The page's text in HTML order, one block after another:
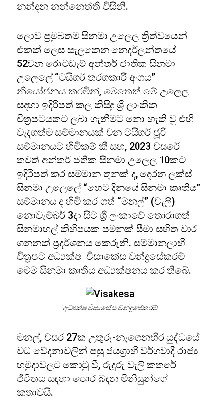
නන්දන නන්නෙත්ති විසිනි.
ලොව ප්‍රමුඛතම සිනමා උලෙල ත්‍රිත්වයෙන්
එකක් ලෙස සැලකෙන නෙදර්ලන්තයේ
52වන රොටඩෑම් අන්තර් ජාතික සිනමා
උලෙලේ “ටයිගර් තරගකාරී අංශය”
නියෝජනය කරමින්, මෙතෙක් මේ උලෙල
සදහා ඉදිරිපත් කල කිසිදු ශ්‍රී ලාංකික
චිත්‍රපටයකට ලබා ගැනීමට නො හැකි වූ එහි
වැදගත්ම සම්මානයක් වන ටයිගර් ජූරි
සම්මානයට හිමිකම් කී සහ, 2023 වසරේ
තවත් අන්තර් ජතික සිනමා උලෙල 10කට
ඉදිරිපත් කර සම්මාන තුනක් ද, දෙරන ලක්ස්
සිනමා උලෙලේ “හෙට දිනයේ සිනමා කෘතිය”
සම්මානය ද හිමි කර ගත් “මනල්” (වැලි)
නොවැම්බර් 3දා සිට ශ්‍රී ලංකාවේ තෝරාගත්
සිනමාහල් කිහිපයක පමනක් සීමා සහිත වාර
ගනනක් ප්‍රදර්ශනය කෙරුනි. සම්මානලාභී
චිත්‍රපට අධ්‍යක්ෂ විසාකේස චන්ද්‍රසේකරම්
මෙම සිනමා කෘතිය අධ්‍යක්ෂනය කර තිබේ.
අධ්‍යක්ෂ විසාකේස චන්ද්‍රසේකරම්
මනල්, වසර 27ක උතුරු-නැගෙනහිර යුද්ධයේ
වධ වේදනාවලින් පසු ජයග්‍රාහී වර්ගවාදී රාජ්‍ය
හමුදාවලට කොටු වී, රුදුරු වැලි කතරේ
ජීවිතය සඳහා පොර බදන මිනිසුන්ගේ
කතාවයි.